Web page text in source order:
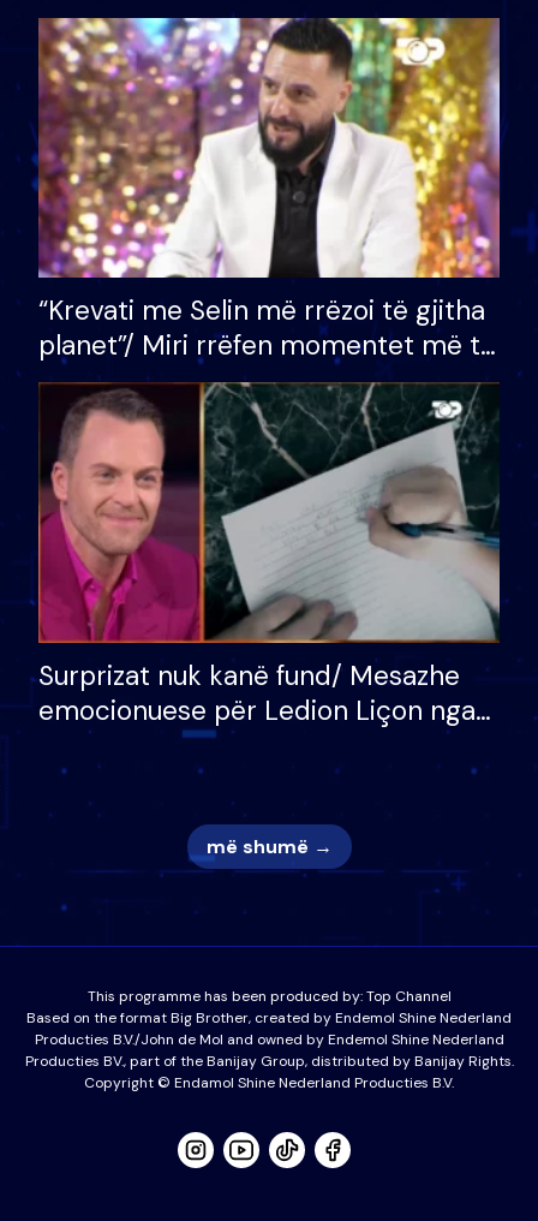
bashkëshorten: S’kemi ndonjë letër
divorci apo jo?
“Krevati me Selin më rrëzoi të gjitha
planet”/ Miri rrëfen momentet më të
bukura në shtëpinë e BB VIP: Do më
mungojë zilja e mëngjesit kur…
Surprizat nuk kanë fund/ Mesazhe
emocionuese për Ledion Liçon nga
nëna dhe fëmijët e tij, moderatori
nuk i mban dot lotët: Nuk meritoj…
më shumë →
This programme has been produced by:Top Channel
Based on the format Big Brother, created by Endemol Shine Nederland
Producties B.V./John de Mol and owned by Endemol Shine Nederland
Producties BV., part of the Banijay Group, distributed by Banijay Rights.
Copyright © Endamol Shine Nederland Producties B.V.